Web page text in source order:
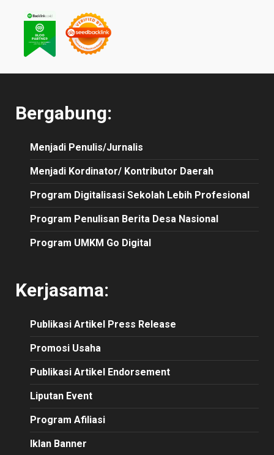
Bergabung:
Menjadi Penulis/Jurnalis
Menjadi Kordinator/ Kontributor Daerah
Program Digitalisasi Sekolah Lebih Profesional
Program Penulisan Berita Desa Nasional
Program UMKM Go Digital
Kerjasama:
Publikasi Artikel Press Release
Promosi Usaha
Publikasi Artikel Endorsement
Liputan Event
Program Afiliasi
Iklan Banner